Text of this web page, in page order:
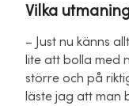
Vilka
– Just nu känns
lite att bolla med
större och på
läste jag att man